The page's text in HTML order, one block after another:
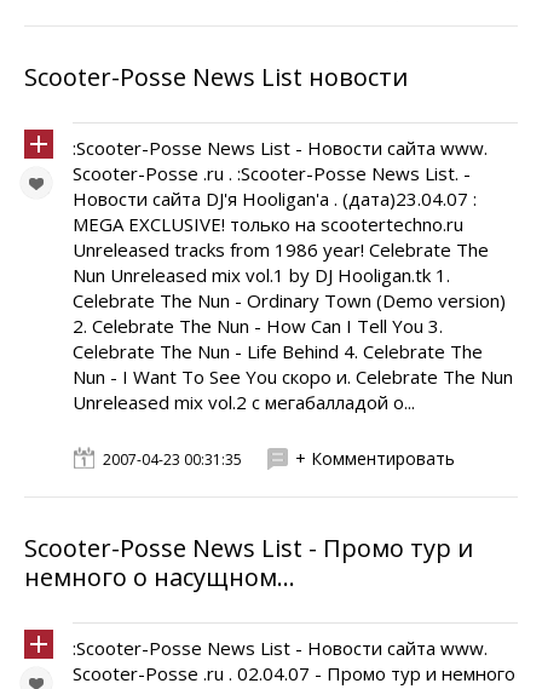
Scooter-Posse News List новости
:Scooter-Posse News List - Новости сайта www.
Scooter-Posse .ru . :Scooter-Posse News List. -
Новости сайта DJ'я Hooligan'а . (дата)23.04.07 :
MEGA EXCLUSIVE! только на scootertechno.ru
Unreleased tracks from 1986 year! Celebrate The
Nun Unreleased mix vol.1 by DJ Hooligan.tk 1.
Celebrate The Nun - Ordinary Town (Demo version)
2. Celebrate The Nun - How Can I Tell You 3.
Celebrate The Nun - Life Behind 4. Celebrate The
Nun - I Want To See You скоро и. Celebrate The Nun
Unreleased mix vol.2 с мегабалладой о...
2007-04-23 00:31:35 + Комментировать
Scooter-Posse News List - Промо тур и
немного о насущном...
:Scooter-Posse News List - Новости сайта www.
Scooter-Posse .ru . 02.04.07 - Промо тур и немного